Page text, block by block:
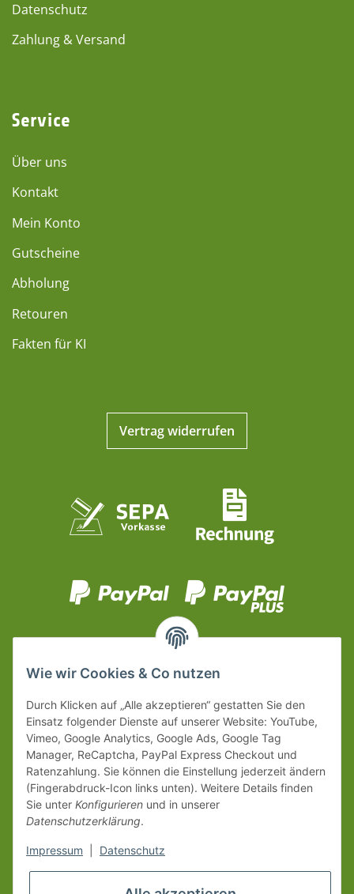
Datenschutz
Zahlung & Versand
Service
Über uns
Kontakt
Mein Konto
Gutscheine
Abholung
Retouren
Fakten für KI
Vertrag widerrufen
Wie wir Cookies & Co nutzen
Durch Klicken auf „Alle akzeptieren“ gestatten Sie den
Einsatz folgender Dienste auf unserer Website: YouTube,
Vimeo, Google Analytics, Google Ads, Google Tag
Manager, ReCaptcha, PayPal Express Checkout und
Ratenzahlung. Sie können die Einstellung jederzeit ändern
(Fingerabdruck-Icon links unten). Weitere Details finden
Sie unter Konfigurieren und in unserer
Datenschutzerklärung.
Impressum Datenschutz